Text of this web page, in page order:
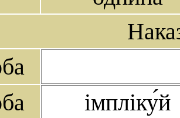
імпліку́й